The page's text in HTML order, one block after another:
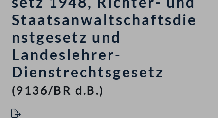
Staatsanwaltschaftsdie
nstgesetz und
Landeslehrer-
Dienstrechtsgesetz
(9136/BR d.B.)